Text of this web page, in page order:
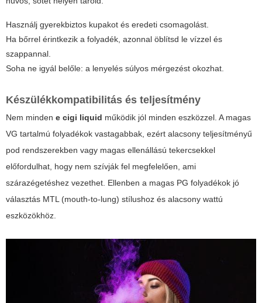
Használj gyerekbiztos kupakot és eredeti csomagolást.
Ha bőrrel érintkezik a folyadék, azonnal öblítsd le vízzel és
szappannal.
Soha ne igyál belőle: a lenyelés súlyos mérgezést okozhat.
Készülékkompatibilitás és teljesítmény
Nem minden e cigi liquid működik jól minden eszközzel. A magas
VG tartalmú folyadékok vastagabbak, ezért alacsony teljesítményű
pod rendszerekben vagy magas ellenállású tekercsekkel
előfordulhat, hogy nem szívják fel megfelelően, ami
szárazégetéshez vezethet. Ellenben a magas PG folyadékok jó
választás MTL (mouth-to-lung) stílushoz és alacsony wattú
eszközökhöz.